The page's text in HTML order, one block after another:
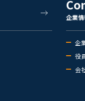
企業
企
役
会